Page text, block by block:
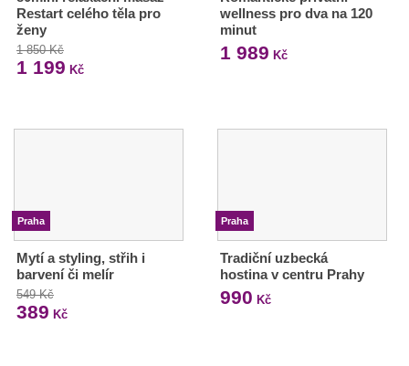
Restart celého těla pro
ženy
1 850 Kč
1 199 Kč
wellness pro dva na 120
minut
1 989 Kč
Praha
Mytí a styling, střih i
barvení či melír
549 Kč
389 Kč
Praha
Tradiční uzbecká
hostina v centru Prahy
990 Kč